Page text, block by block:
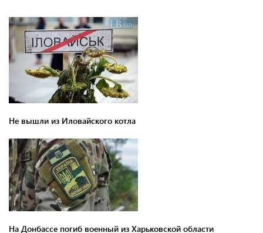
Не вышли из Иловайского котла
На Донбассе погиб военный из Харьковской области